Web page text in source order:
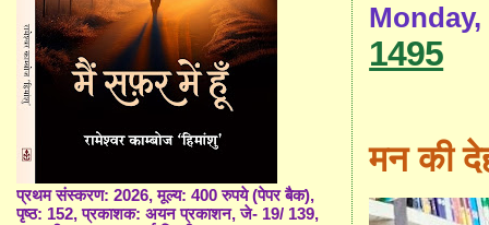
Monday,
1495
मन की
प्रथम संस्करण: 2026, मूल्य: 400 रुपये (पेपर बैक),
पृष्ठ: 152, प्रकाशक: अयन प्रकाशन, जे- 19/ 139,